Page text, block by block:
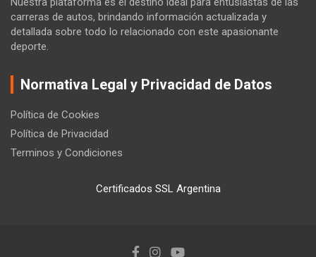
carreras de autos, brindando información actualizada y
detallada sobre todo lo relacionado con este apasionante
deporte.
Normativa Legal y Privacidad de Datos
Política de Cookies
Política de Privacidad
Terminos y Condiciones
Certificados SSL Argentina